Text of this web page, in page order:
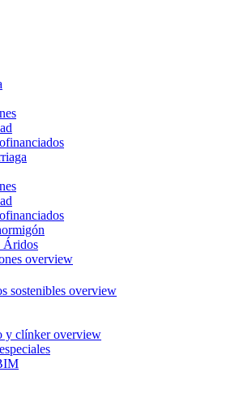
Áridos
overview
sostenibles overview
y clínker overview